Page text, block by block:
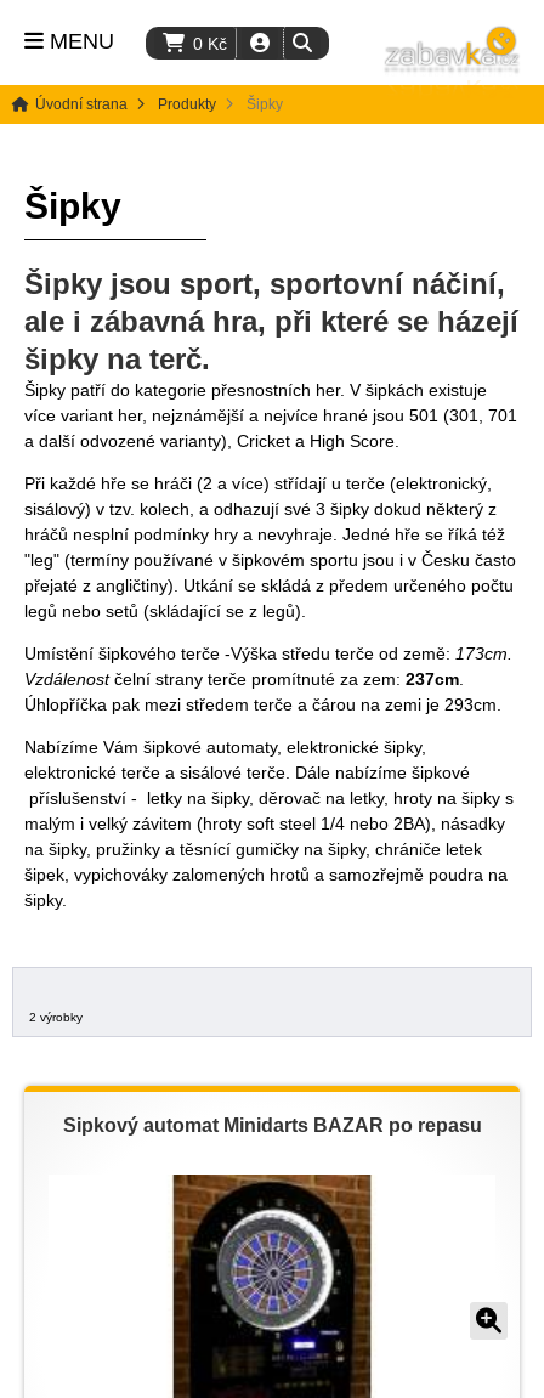
0 Kč
MENU
Úvodní strana Produkty Šipky
Šipky
Šipky jsou sport, sportovní náčiní,
ale i zábavná hra, při které se házejí
šipky na terč.
Šipky patří do kategorie přesnostních her. V šipkách existuje
více variant her, nejznámější a nejvíce hrané jsou 501 (301, 701
a další odvozené varianty), Cricket a High Score.
Při každé hře se hráči (2 a více) střídají u terče (elektronický,
sisálový) v tzv. kolech, a odhazují své 3 šipky dokud některý z
hráčů nesplní podmínky hry a nevyhraje. Jedné hře se říká též
"leg" (termíny používané v šipkovém sportu jsou i v Česku často
přejaté z angličtiny). Utkání se skládá z předem určeného počtu
legů nebo setů (skládající se z legů).
Umístění šipkového terče -Výška středu terče od země: 173cm.
Vzdálenostčelní strany terče promítnuté za zem: 237cm
Úhlopříčka pak mezi středem terče a čárou na zemi je 293cm.
Nabízíme Vám šipkové automaty, elektronické šipky,
elektronické terče a sisálové terče. Dále nabízíme šipkové
příslušenství - letky na šipky, děrovač na letky, hroty na šipky s
malým i velký závitem (hroty soft steel 1/4 nebo 2BA), násadky
na šipky, pružinky a těsnící gumičky na šipky, chrániče letek
šipek, vypichováky zalomených hrotů a samozřejmě poudra na
šipky.
2 výrobky
Šipkový automat Minidarts BAZAR po repasu